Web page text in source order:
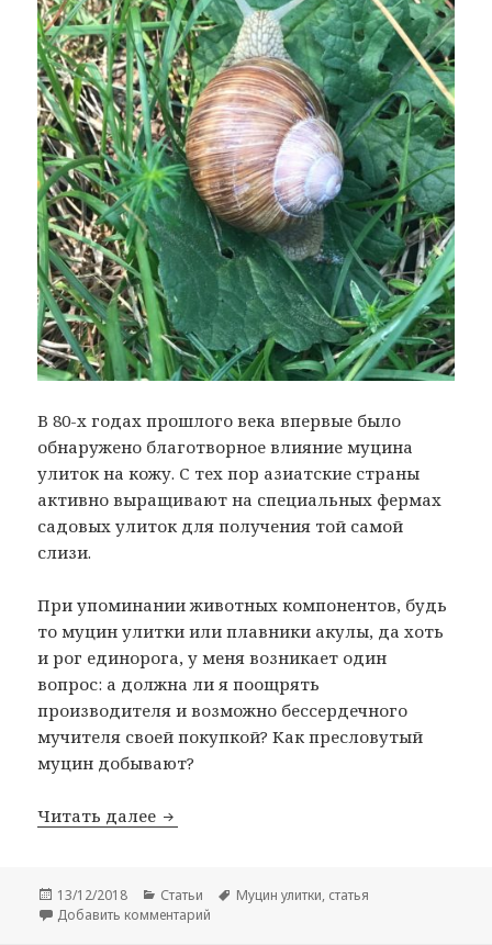
В 80-х годах прошлого века впервые было
обнаружено благотворное влияние муцина
улиток на кожу. С тех пор азиатские страны
активно выращивают на специальных фермах
садовых улиток для получения той самой
слизи.
При упоминании животных компонентов, будь
то муцин улитки или плавники акулы, да хоть
и рог единорога, у меня возникает один
вопрос: а должна ли я поощрять
производителя и возможно бессердечного
мучителя своей покупкой? Как пресловутый
муцин добывают?
Читать далее Муцин улитки
Опубликовано
13/12/2018 Рубрики
Статьи Метки
Муцин улитки, статья
Добавить комментарий